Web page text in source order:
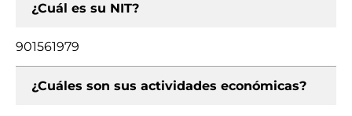
¿Cuál es su NIT?
901561979
¿Cuáles son sus actividades económicas?